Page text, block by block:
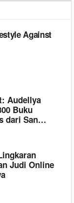
Against
Audellya
Buku
dari San
Judi Online